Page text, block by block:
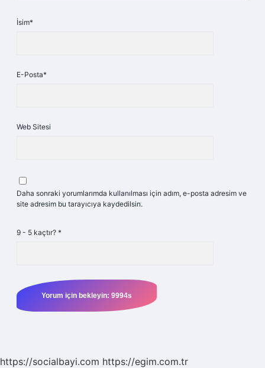
İsim*
E-Posta*
Web Sitesi
Daha sonraki yorumlarımda kullanılması için adım, e-posta adresim ve
site adresim bu tarayıcıya kaydedilsin.
9 - 5 kaçtır? *
https://socialbayi.com https://egim.com.tr